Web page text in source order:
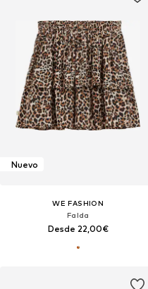
Nuevo
WE FASHION
Falda
Desde 22,00€